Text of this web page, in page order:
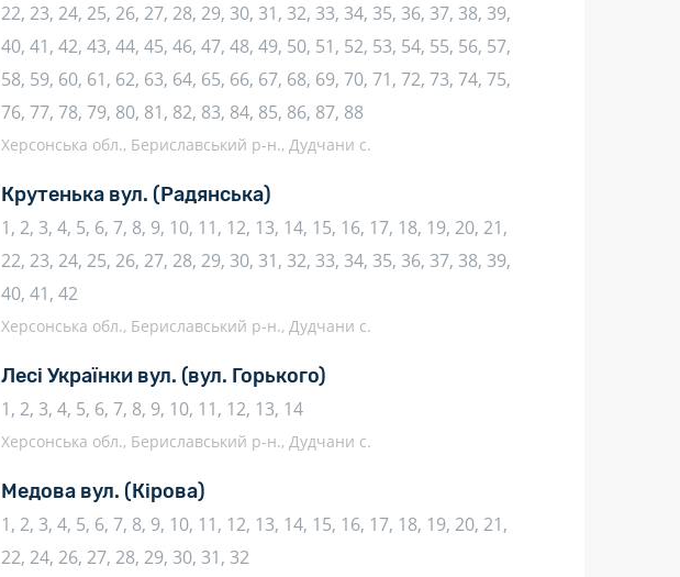
22, 23, 24, 25, 26, 27, 28, 29, 30, 31, 32, 33, 34, 35, 36, 37, 38, 39,
40, 41, 42, 43, 44, 45, 46, 47, 48, 49, 50, 51, 52, 53, 54, 55, 56, 57,
58, 59, 60, 61, 62, 63, 64, 65, 66, 67, 68, 69, 70, 71, 72, 73, 74, 75,
76, 77, 78, 79, 80, 81, 82, 83, 84, 85, 86, 87, 88
Херсонська обл., Бериславський р-н., Дудчани с.
Крутенька вул. (Радянська)
1, 2, 3, 4, 5, 6, 7, 8, 9, 10, 11, 12, 13, 14, 15, 16, 17, 18, 19, 20, 21,
22, 23, 24, 25, 26, 27, 28, 29, 30, 31, 32, 33, 34, 35, 36, 37, 38, 39,
40, 41, 42
Херсонська обл., Бериславський р-н., Дудчани с.
Лесі Українки вул. (вул. Горького)
1, 2, 3, 4, 5, 6, 7, 8, 9, 10, 11, 12, 13, 14
Херсонська обл., Бериславський р-н., Дудчани с.
Медова вул. (Кірова)
1, 2, 3, 4, 5, 6, 7, 8, 9, 10, 11, 12, 13, 14, 15, 16, 17, 18, 19, 20, 21,
22, 24, 26, 27, 28, 29, 30, 31, 32